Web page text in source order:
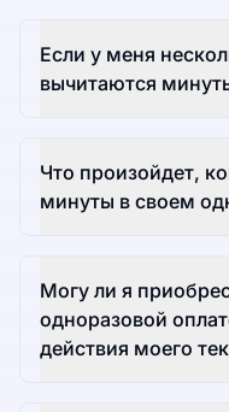
Если у меня
вычитаются
Что произойдет,
минуты в своем
Могу ли я
одноразовой
действия моего